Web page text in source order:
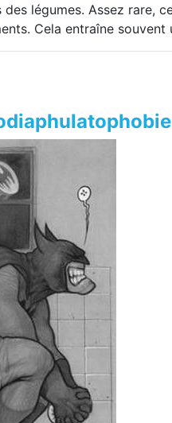
légumes. Assez rare,
Cela entraîne souvent